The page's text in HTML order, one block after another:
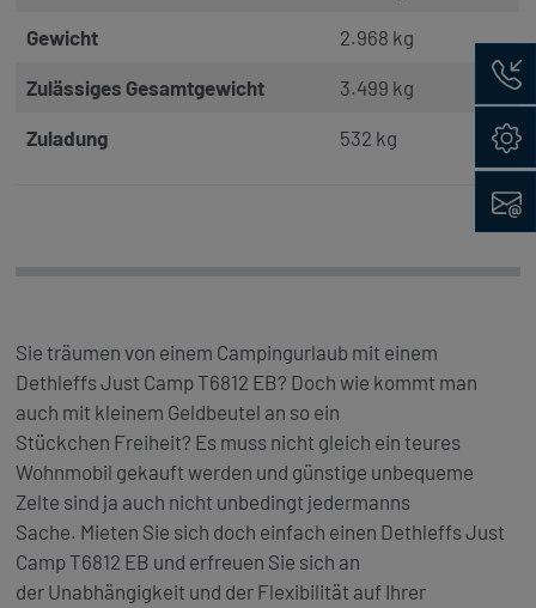
Gewicht 2.968 kg
Zulässiges Gesamtgewicht 3.499 kg
Zuladung 532 kg
Sie träumen von einem Campingurlaub mit einem
Dethleffs Just Camp T6812 EB? Doch wie kommt man
auch mit kleinem Geldbeutel an so ein
Stückchen Freiheit? Es muss nicht gleich ein teures
Wohnmobil gekauft werden und günstige unbequeme
Zelte sind ja auch nicht unbedingt jedermanns
Sache. Mieten Sie sich doch einfach einen Dethleffs Just
Camp T6812 EB und erfreuen Sie sich an
der Unabhängigkeit und der Flexibilität auf Ihrer